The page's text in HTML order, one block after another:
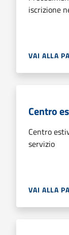
iscrizione
VAI ALLA
Centro
Centro
servizio
VAI ALLA